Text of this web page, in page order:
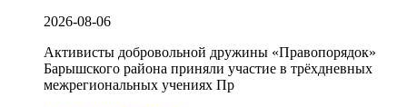
2026-08-06
Активисты добровольной дружины «Правопорядок»
Барышского района приняли участие в трёхдневных
межрегиональных учениях Пр